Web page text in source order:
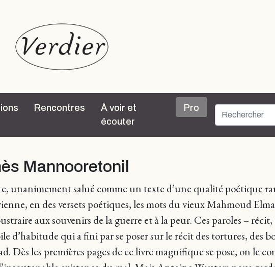
Rencontres
À voir et
écouter
Pro
Mannooretonil
unanimement salué comme un texte d’une qualité poétique
en des versets poétiques, les mots du vieux Mahmoud
aux souvenirs de la guerre et à la peur. Ces paroles –
d’habitude qui a fini par se poser sur le récit des tortures, des
Dès les premières pages de ce livre magnifique se pose, on le